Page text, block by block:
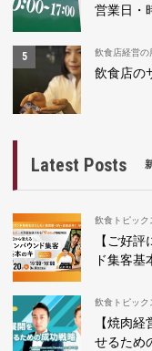
営業日・
飲食店経営の
飲食店の
Latest Posts
飲食トピック
【ご好
ド集客基
飲食トピック
【焼肉
せるため